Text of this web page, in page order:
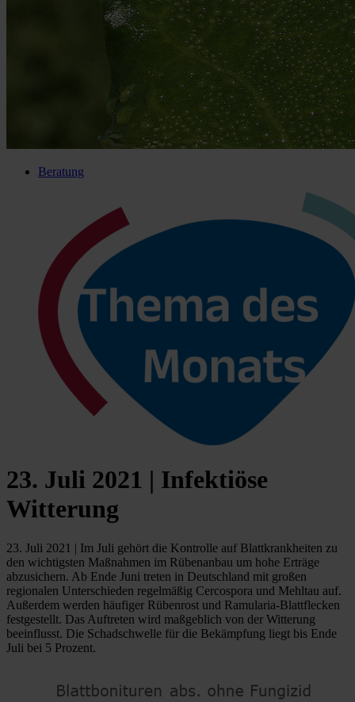
Beratung
23. Juli 2021 | Infektiöse
Witterung
23. Juli 2021 | Im Juli gehört die Kontrolle auf Blattkrankheiten zu
den wichtigsten Maßnahmen im Rübenanbau um hohe Erträge
abzusichern. Ab Ende Juni treten in Deutschland mit großen
regionalen Unterschieden regelmäßig Cercospora und Mehltau auf.
Außerdem werden häufiger Rübenrost und Ramularia-Blattflecken
festgestellt. Das Auftreten wird maßgeblich von der Witterung
beeinflusst. Die Schadschwelle für die Bekämpfung liegt bis Ende
Juli bei 5 Prozent.